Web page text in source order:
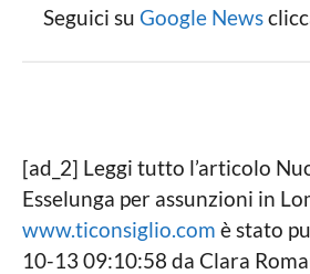
Seguici su Google News
[ad_2] Leggi tutto l’articolo
Esselunga per assunzioni in
www.ticonsiglio.com è stato
10-13 09:10:58 da Clara